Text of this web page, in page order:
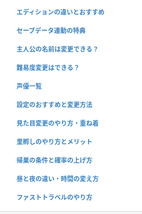
エディションの違いとおすすめ
セーブデータ連動の特典
主人公の名前は変更できる？
難易度変更はできる？
声優一覧
設定のおすすめと変更方法
見た目変更のやり方・重ね着
里孵しのやり方とメリット
帰巣の条件と確率の上げ方
昼と夜の違い・時間の変え方
ファストトラベルのやり方